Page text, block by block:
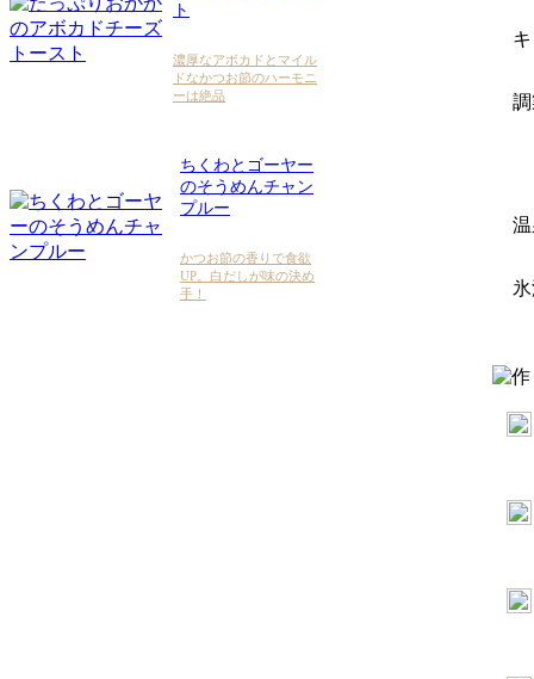
ト
濃厚なアボカドとマイル
ドなかつお節のハーモニ
ーは絶品
ちくわとゴーヤー
のそうめんチャン
プルー
かつお節の香りで食欲
UP。白だしが味の決め
手！